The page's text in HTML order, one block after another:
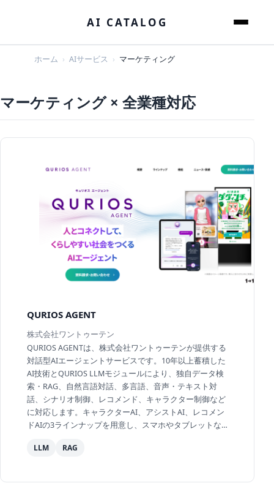
AI CATALOG メニュー
ホーム AIサービス マーケティング
マーケティング × 全業種対応
QURIOS AGENT
株式会社ワントゥーテン
QURIOS AGENTは、株式会社ワントゥーテンが提供する
対話型AIエージェントサービスです。10年以上蓄積した
AI技術とQURIOS LLMモジュールにより、独自データ検
索・RAG、自然言語対話、多言語、音声・テキスト対
話、シナリオ制御、レコメンド、キャラクター制御など
に対応します。キャラクターAI、アシストAI、レコメン
ドAIの3ラインナップを用意し、スマホやタブレットな
施設...
LLM RAG